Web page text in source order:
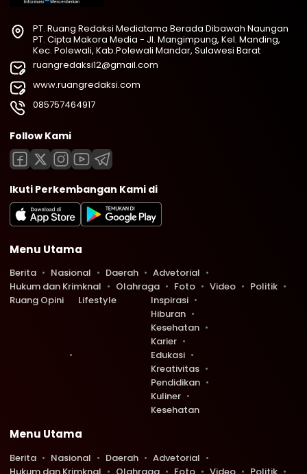
PT. Ruang Redaksi Mediatama Berada Dibawah Naungan
PT. Cipta Makora Media - Jl. Mangimpung, Kel. Manding,
Kec. Polewali, Kab.Polewali Mandar, Sulawesi Barat
ruangredaksi12@gmail.com
www.ruangredaksi.com
085757464917
Follow Kami
Ikuti Perkembangan Kami di
Menu Utama
Berita Nasional Daerah
Advetorial
Hukum dan Krimknal
Olahraga Foto Video
Politik
Ruang Opini
Lifestyle
Inspirasi
Hiburan
Kesehatan
Karier
Edukasi
Kreativitas
Pendidikan
Kuliner
Kesehatan
Menu Utama
Berita Nasional Daerah
Advetorial
Hukum dan Krimknal
Olahraga Foto Video Politik